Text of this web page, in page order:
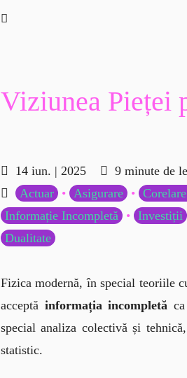
14 iun. | 2025
9 minute de
Actuar • Asigurare •
Informație Incompletă
• Investiții
Dualitate
Fizica modernă, în special teoriile
acceptă informația incompletă
special analiza colectivă și
statistic.